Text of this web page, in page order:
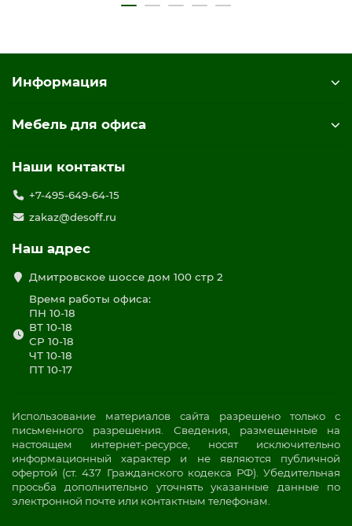
Информация
Мебель для офиса
Наши контакты
+7-495-649-64-15
zakaz@desoff.ru
Наш адрес
Дмитровское шоссе дом 100 стр 2
Время работы офиса:
ПН 10-18
ВТ 10-18
СР 10-18
ЧТ 10-18
ПТ 10-17
Использование материалов сайта разрешено только с
письменного разрешения. Сведения, размещенные на
настоящем интернет-ресурсе, носят исключительно
информационный характер и не являются публичной
офертой (ст. 437 Гражданского кодекса РФ). Убедительная
просьба дополнительно уточнять указанные данные по
электронной почте или контактным телефонам.